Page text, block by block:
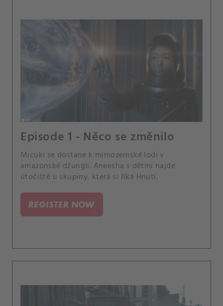
Episode 1 - Něco se změnilo
Micuki se dostane k mimozemské lodi v
amazonské džungli. Aneesha s dětmi najde
útočiště u skupiny, která si říká Hnutí.
REGISTER NOW